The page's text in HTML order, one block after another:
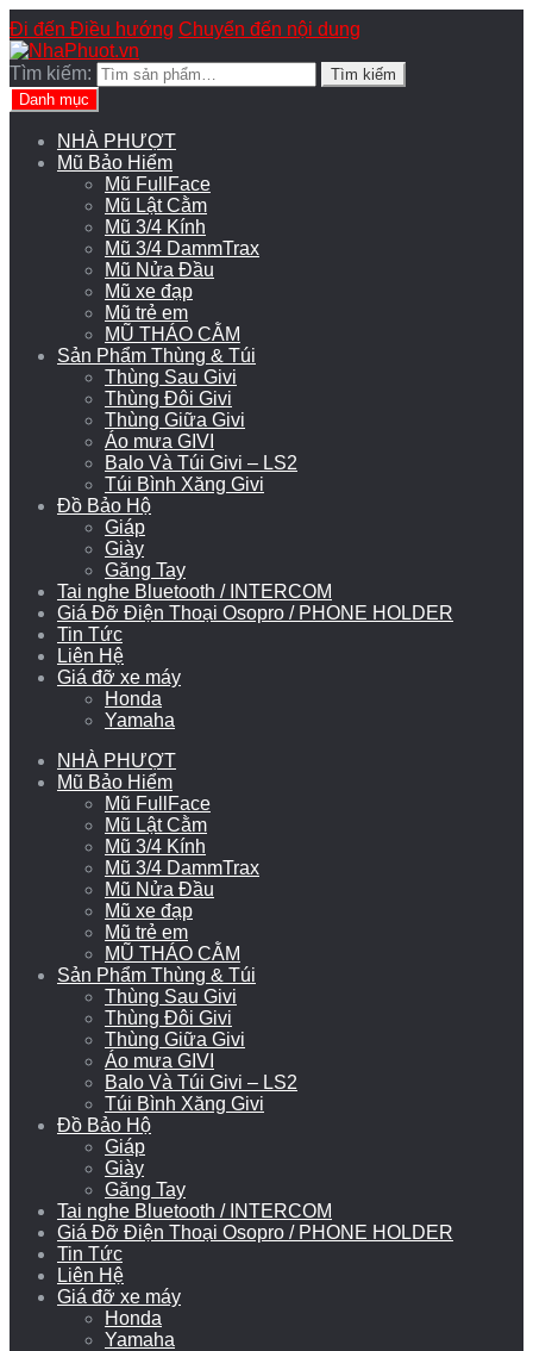
Đi đến Điều hướng Chuyển đến nội dung
Tìm kiếm:
Tìm kiếm
Danh mục
NHÀ PHƯỢT
Mũ Bảo Hiểm
Mũ FullFace
Mũ Lật Cằm
Mũ 3/4 Kính
Mũ 3/4 DammTrax
Mũ Nửa Đầu
Mũ xe đạp
Mũ trẻ em
MŨ THÁO CẰM
Sản Phẩm Thùng & Túi
Thùng Sau Givi
Thùng Đôi Givi
Thùng Giữa Givi
Áo mưa GIVI
Balo Và Túi Givi – LS2
Túi Bình Xăng Givi
Đồ Bảo Hộ
Giáp
Giày
Găng Tay
Tai nghe Bluetooth / INTERCOM
Giá Đỡ Điện Thoại Osopro / PHONE HOLDER
Tin Tức
Liên Hệ
Giá đỡ xe máy
Honda
Yamaha
NHÀ PHƯỢT
Mũ Bảo Hiểm
Mũ FullFace
Mũ Lật Cằm
Mũ 3/4 Kính
Mũ 3/4 DammTrax
Mũ Nửa Đầu
Mũ xe đạp
Mũ trẻ em
MŨ THÁO CẰM
Sản Phẩm Thùng & Túi
Thùng Sau Givi
Thùng Đôi Givi
Thùng Giữa Givi
Áo mưa GIVI
Balo Và Túi Givi – LS2
Túi Bình Xăng Givi
Đồ Bảo Hộ
Giáp
Giày
Găng Tay
Tai nghe Bluetooth / INTERCOM
Giá Đỡ Điện Thoại Osopro / PHONE HOLDER
Tin Tức
Liên Hệ
Giá đỡ xe máy
Honda
Yamaha